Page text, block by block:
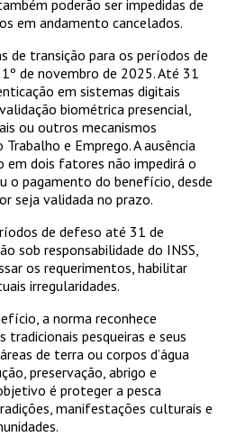
poderão ser impedidas de
em andamento cancelados.
de transição para os períodos de
de novembro de 2025. Até 31
em sistemas digitais
biométrica presencial,
ou outros mecanismos
e Emprego. A ausência
em dois fatores não impedirá o
o pagamento do benefício, desde
seja validada no prazo.
de defeso até 31 de
sob responsabilidade do INSS,
os requerimentos, habilitar
irregularidades.
a norma reconhece
pesqueiras e seus
de terra ou corpos d’água
preservação, abrigo e
é proteger a pesca
manifestações culturais e